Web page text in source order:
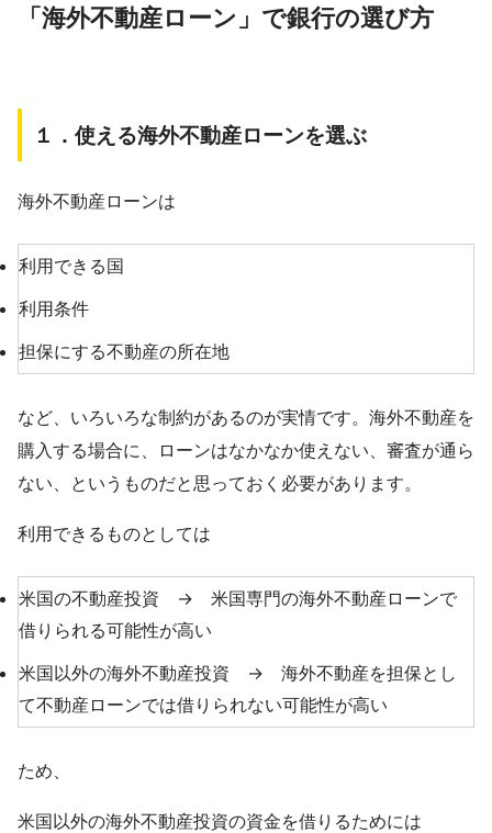
「海外不動産ローン」で銀行の選び方
１．使える海外不動産ローンを選ぶ
海外不動産ローンは
利用できる国
利用条件
担保にする不動産の所在地
など、いろいろな制約があるのが実情です。海外不動産を
購入する場合に、ローンはなかなか使えない、審査が通ら
ない、というものだと思っておく必要があります。
利用できるものとしては
米国の不動産投資 → 米国専門の海外不動産ローンで
借りられる可能性が高い
米国以外の海外不動産投資 → 海外不動産を担保とし
て不動産ローンでは借りられない可能性が高い
ため、
米国以外の海外不動産投資の資金を借りるためには